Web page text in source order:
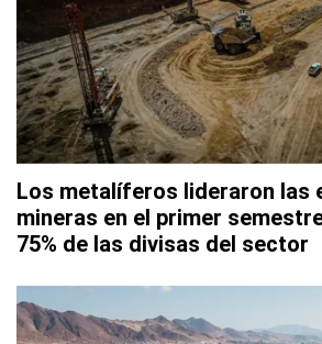
Los metalíferos lideraron las
mineras en el primer
75% de las divisas del sector